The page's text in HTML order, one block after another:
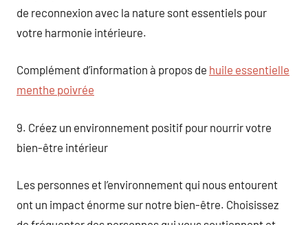
de reconnexion avec la nature sont essentiels pour
votre harmonie intérieure.
Complément d’information à propos de huile essentielle
menthe poivrée
9. Créez un environnement positif pour nourrir votre
bien-être intérieur
Les personnes et l’environnement qui nous entourent
ont un impact énorme sur notre bien-être. Choisissez